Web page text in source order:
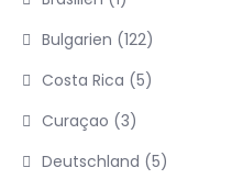
Bulgarien (122)
Costa Rica (5)
Curaçao (3)
Deutschland (5)